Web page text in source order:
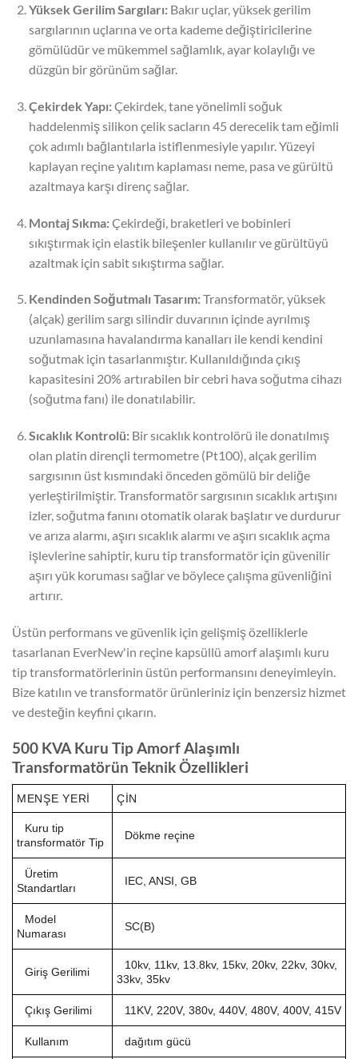
Yüksek Gerilim Sargıları:Bakır uçlar, yüksek gerilim
sargılarının uçlarına ve orta kademe değiştiricilerine
gömülüdür ve mükemmel sağlamlık, ayar kolaylığı ve
düzgün bir görünüm sağlar.
Çekirdek Yapı:Çekirdek, tane yönelimli soğuk
haddelenmiş silikon çelik sacların 45 derecelik tam eğimli
çok adımlı bağlantılarla istiflenmesiyle yapılır. Yüzeyi
kaplayan reçine yalıtım kaplaması neme, pasa ve gürültü
azaltmaya karşı direnç sağlar.
Montaj Sıkma:Çekirdeği, braketleri ve bobinleri
sıkıştırmak için elastik bileşenler kullanılır ve gürültüyü
azaltmak için sabit sıkıştırma sağlar.
Kendinden Soğutmalı Tasarım:Transformatör, yüksek
(alçak) gerilim sargı silindir duvarının içinde ayrılmış
uzunlamasına havalandırma kanalları ile kendi kendini
soğutmak için tasarlanmıştır. Kullanıldığında çıkış
kapasitesini 20% artırabilen bir cebri hava soğutma cihazı
(soğutma fanı) ile donatılabilir.
Sıcaklık Kontrolü:Bir sıcaklık kontrolörü ile donatılmış
olan platin dirençli termometre (Pt100), alçak gerilim
sargısının üst kısmındaki önceden gömülü bir deliğe
yerleştirilmiştir. Transformatör sargısının sıcaklık artışını
izler, soğutma fanını otomatik olarak başlatır ve durdurur
ve arıza alarmı, aşırı sıcaklık alarmı ve aşırı sıcaklık açma
işlevlerine sahiptir, kuru tip transformatör için güvenilir
aşırı yük koruması sağlar ve böylece çalışma güvenliğini
artırır.
Üstün performans ve güvenlik için gelişmiş özelliklerle
tasarlanan EverNew'in reçine kapsüllü amorf alaşımlı kuru
tip transformatörlerinin üstün performansını deneyimleyin.
Bize katılın ve transformatör ürünleriniz için benzersiz hizmet
ve desteğin keyfini çıkarın.
500 KVA Kuru Tip Amorf Alaşımlı
Transformatörün Teknik Özellikleri
MENŞE YERI ÇIN
Kuru tip
transformatör Tip
Dökme reçine
Üretim
Standartları
IEC, ANSI, GB
Model
Numarası
SC(B)
Giriş Gerilimi
10kv, 11kv, 13.8kv, 15kv, 20kv, 22kv, 30kv,
33kv, 35kv
Çıkış Gerilimi 11KV, 220V, 380v, 440V, 480V, 400V, 415V
Kullanım dağıtım gücü